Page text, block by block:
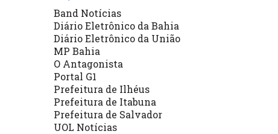
Band Notícias
Diário Eletrônico da Bahia
Diário Eletrônico da União
MP Bahia
O Antagonista
Portal G1
Prefeitura de Ilhéus
Prefeitura de Itabuna
Prefeitura de Salvador
UOL Notícias